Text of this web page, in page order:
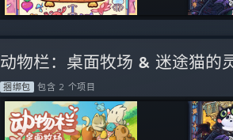
动物栏：桌面牧场 & 迷途猫的
捆绑包 包含 2 个项目